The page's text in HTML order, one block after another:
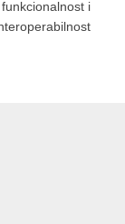
funkcionalnost i